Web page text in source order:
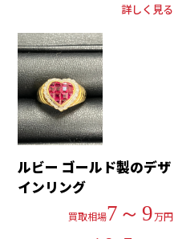
詳しく見る
ルビー ゴールド製のデザ
インリング
買取相場7～9万円